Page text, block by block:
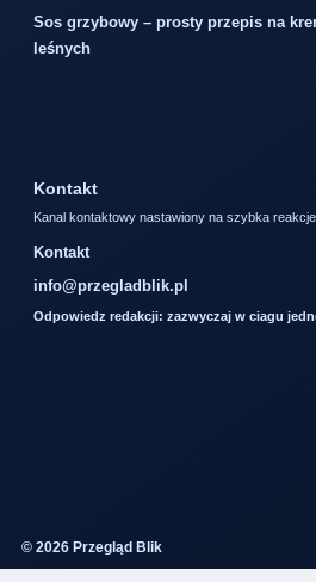
Sos grzybowy – prosty przepis na
leśnych
Kontakt
Kanal kontaktowy nastawiony na szybka
Kontakt
info@przegladblik.pl
Odpowiedz redakcji: zazwyczaj w ciagu
© 2026 Przegląd Blik